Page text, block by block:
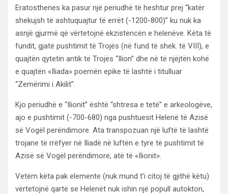
Eratosthenes ka pasur një periudhë të heshtur prej “katër
shekujsh të ashtuquajtur të errët (-1200-800)” ku nuk ka
asnjë gjurmë që vërtetojnë ekzistencën e helenëve. Këta të
fundit, gjatë pushtimit të Trojës (në fund të shek. të VIII), e
quajtën qytetin antik të Trojës “Ilion” dhe në të njëjtën kohë
e quajtën «Iliada» poemën epike të lashtë i titulluar
“Zemërimi i Akilit”.
Kjo periudhë e “Ilionit” është “shtresa e tetë” e arkeologëve,
ajo e pushtimit (-700-680) nga pushtuesit Helenë të Azisë
së Vogël perëndimore. Ata transpozuan një luftë të lashtë
trojane të rrëfyer në Iliadë në luftën e tyre të pushtimit të
Azisë së Vogël perëndimore, atë të «Ilionit».
Vetëm këta pak elemente (nuk mund t’i citoj të gjithë këtu)
vërtetojnë qartë se Helenët nuk ishin një popull autokton,